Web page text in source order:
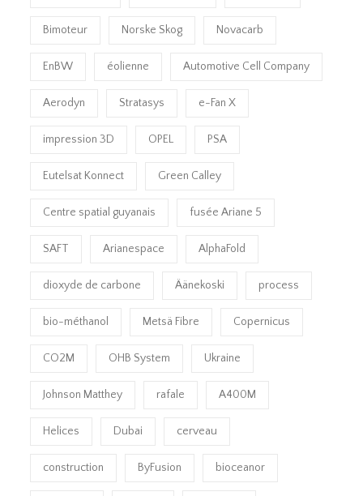
Bimoteur Norske Skog Novacarb
EnBW éolienne Automotive Cell Company
Aerodyn Stratasys e-Fan X
impression 3D OPEL PSA
Eutelsat Konnect Green Calley
Centre spatial guyanais fusée Ariane 5
SAFT Arianespace AlphaFold
dioxyde de carbone Äänekoski process
bio-méthanol Metsä Fibre Copernicus
CO2M OHB System Ukraine
Johnson Matthey rafale A400M
Helices Dubai cerveau
construction ByFusion bioceanor